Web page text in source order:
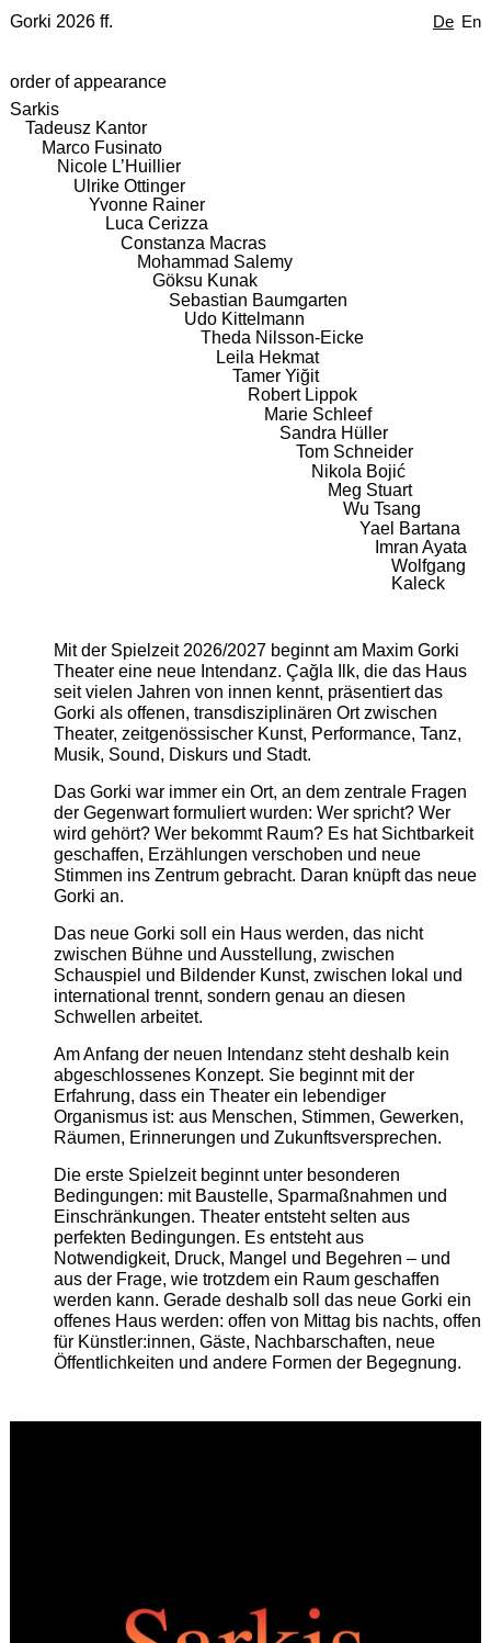
De En
Gorki 2026 ff.
order of appearance
Sarkis
Tadeusz Kantor
Marco Fusinato
Nicole L’Huillier
Ulrike Ottinger
Yvonne Rainer
Luca Cerizza
Constanza Macras
Mohammad Salemy
Göksu Kunak
Sebastian Baumgarten
Udo Kittelmann
Theda Nilsson-Eicke
Leila Hekmat
Tamer Yiğit
Robert Lippok
Marie Schleef
Sandra Hüller
Tom Schneider
Nikola Bojić
Meg Stuart
Wu Tsang
Yael Bartana
Imran Ayata
Wolfgang
Kaleck
Mit der Spielzeit 2026/2027 beginnt am Maxim Gorki
Theater eine neue Intendanz. Çağla Ilk, die das Haus
seit vielen Jahren von innen kennt, präsentiert das
Gorki als offenen, transdisziplinären Ort zwischen
Theater, zeitgenössischer Kunst, Performance, Tanz,
Musik, Sound, Diskurs und Stadt.
Das Gorki war immer ein Ort, an dem zentrale Fragen
der Gegenwart formuliert wurden: Wer spricht? Wer
wird gehört? Wer bekommt Raum? Es hat Sichtbarkeit
geschaffen, Erzählungen verschoben und neue
Stimmen ins Zentrum gebracht. Daran knüpft das neue
Gorki an.
Das neue Gorki soll ein Haus werden, das nicht
zwischen Bühne und Ausstellung, zwischen
Schauspiel und Bildender Kunst, zwischen lokal und
international trennt, sondern genau an diesen
Schwellen arbeitet.
Am Anfang der neuen Intendanz steht deshalb kein
abgeschlossenes Konzept. Sie beginnt mit der
Erfahrung, dass ein Theater ein lebendiger
Organismus ist: aus Menschen, Stimmen, Gewerken,
Räumen, Erinnerungen und Zukunftsversprechen.
Die erste Spielzeit beginnt unter besonderen
Bedingungen: mit Baustelle, Sparmaßnahmen und
Einschränkungen. Theater entsteht selten aus
perfekten Bedingungen. Es entsteht aus
Notwendigkeit, Druck, Mangel und Begehren – und
aus der Frage, wie trotzdem ein Raum geschaffen
werden kann. Gerade deshalb soll das neue Gorki ein
offenes Haus werden: offen von Mittag bis nachts, offen
für Künstler:innen, Gäste, Nachbarschaften, neue
Öffentlichkeiten und andere Formen der Begegnung.